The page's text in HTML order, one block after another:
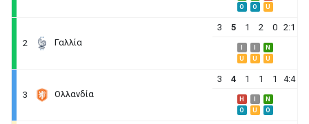
O
O U
2 Γαλλία
3 5 1 2 0 2:1
N
U
U U
3 Ολλανδία
3 4 1 1 1 4:4
H
N
O
U O